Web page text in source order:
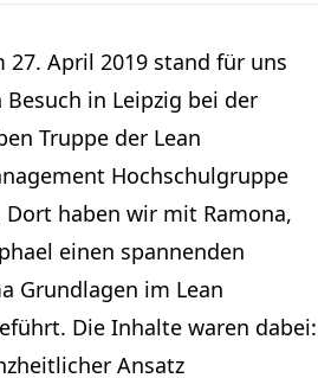
27. April 2019 stand für uns
Besuch in Leipzig bei der
Truppe der Lean
Hochschulgruppe
Dort haben wir mit Ramona,
einen spannenden
Grundlagen im Lean
Die Inhalte waren dabei:
Ansatz